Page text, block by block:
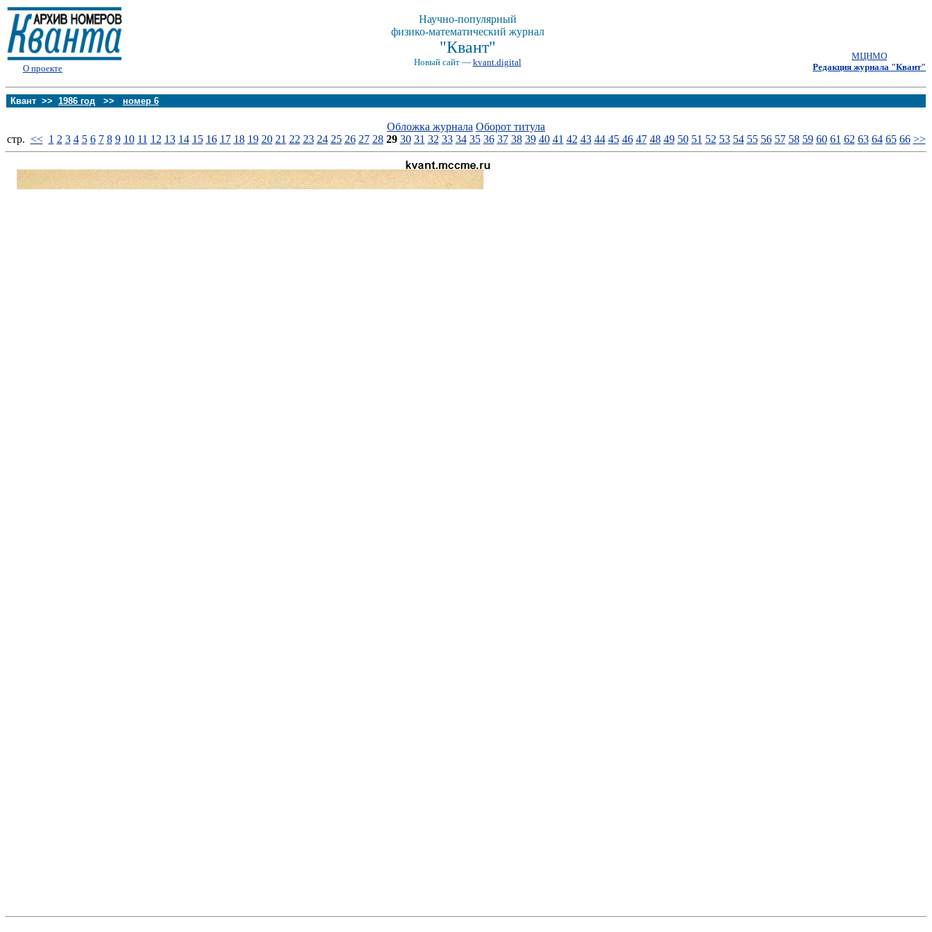
О проекте
Научно-популярный
физико-математический журнал
"Квант"
Новый сайт — kvant.digital
МЦНМО
Редакция журнала "Квант"
Квант >> 1986 год >> номер 6
Обложка журнала Оборот титула
стp. << 1 2 3 4 5 6 7 8 9 10 11 12 13 14 15 16 17 18 19 20 21 22 23 24 25 26 27 28 29 30 31 32 33 34 35 36 37 38 39 40 41 42 43 44 45 46 47 48 49 50 51 52 53 54 55 56 57 58 59 60 61 62 63 64 65 66 >>